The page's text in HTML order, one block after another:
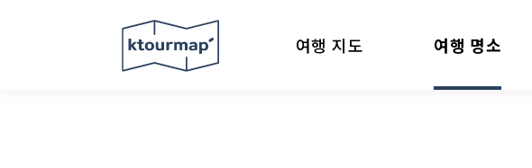
여행 지도 여행 명소